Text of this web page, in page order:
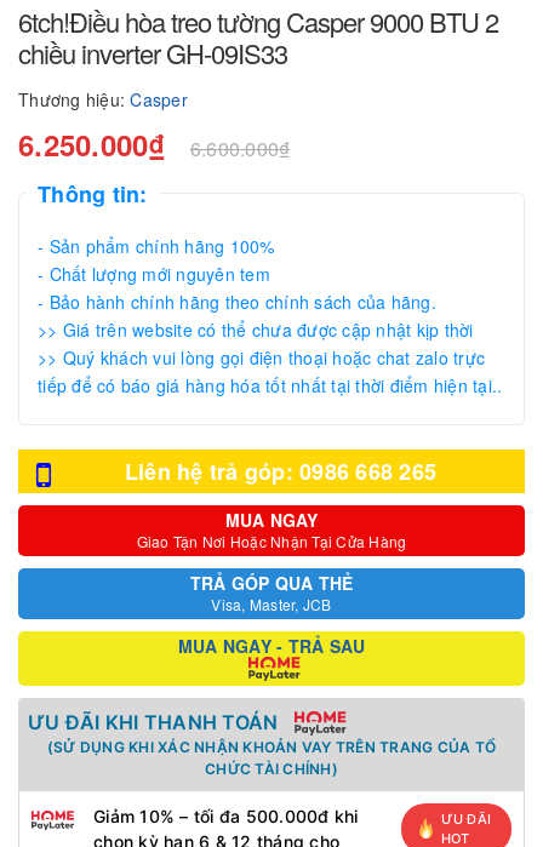
6tch!Điều hòa treo tường Casper 9000 BTU 2
chiều inverter GH-09IS33
Thương hiệu: Casper
6.250.000₫ 6.600.000₫
Thông tin:
- Sản phẩm chính hãng 100%
- Chất lượng mới nguyên tem
- Bảo hành chính hãng theo chính sách của hãng.
>> Giá trên website có thể chưa được cập nhật kịp thời
>> Quý khách vui lòng gọi điện thoại hoặc chat zalo trực
tiếp để có báo giá hàng hóa tốt nhất tại thời điểm hiện tại..
Liên hệ trả góp: 0986 668 265
MUA NGAY
Giao Tận Nơi Hoặc Nhận Tại Cửa Hàng
TRẢ GÓP QUA THẺ
Visa, Master, JCB
MUA NGAY - TRẢ SAU
ƯU ĐÃI KHI THANH TOÁN
(SỬ DỤNG KHI XÁC NHẬN KHOẢN VAY TRÊN TRANG CỦA TỔ
CHỨC TÀI CHÍNH)
Giảm 10% – tối đa 500.000đ khi
chọn kỳ hạn 6 & 12 tháng cho
ƯU ĐÃI
HOT